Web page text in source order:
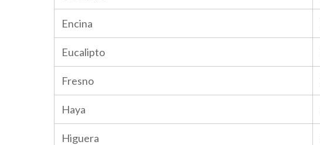
Encina
Eucalipto
Fresno
Haya
Higuera